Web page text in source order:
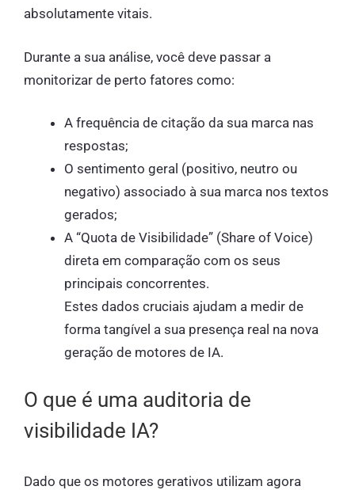
absolutamente vitais.
Durante a sua análise, você deve passar a
monitorizar de perto fatores como:
A frequência de citação da sua marca nas
respostas;
O sentimento geral (positivo, neutro ou
negativo) associado à sua marca nos textos
gerados;
A “Quota de Visibilidade” (Share of Voice)
direta em comparação com os seus
principais concorrentes.
Estes dados cruciais ajudam a medir de
forma tangível a sua presença real na nova
geração de motores de IA.
O que é uma auditoria de
visibilidade IA?
Dado que os motores gerativos utilizam agora